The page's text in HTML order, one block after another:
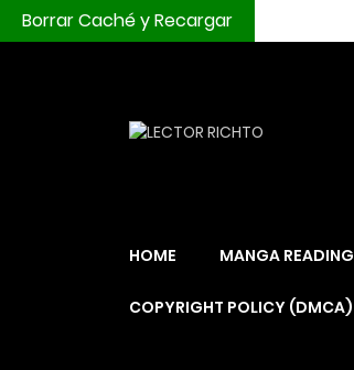
Borrar Caché y Recargar
HOME MANGA READING
COPYRIGHT POLICY (DMCA)